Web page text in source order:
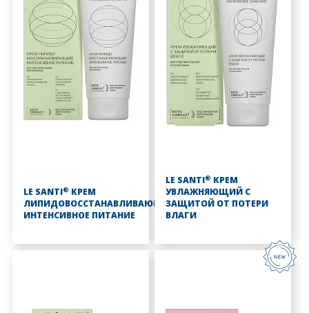
LE SANTI® КРЕМ
ЛИПИДОВОССТАНАВЛИВАЮЩИЙ
ИНТЕНСИВНОЕ ПИТАНИЕ
LE SANTI® КРЕМ
УВЛАЖНЯЮЩИЙ С
ЗАЩИТОЙ ОТ ПОТЕРИ
ВЛАГИ